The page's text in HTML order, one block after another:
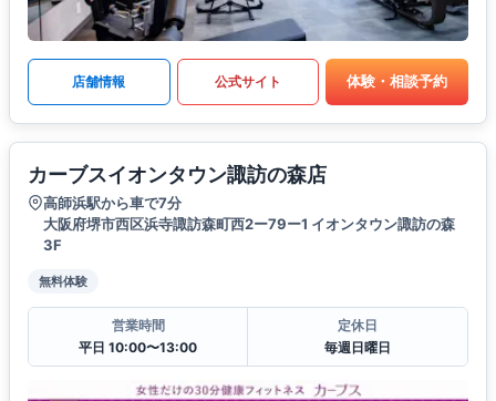
店舗情報 公式サイト 体験・相談予約
カーブスイオンタウン諏訪の森店
高師浜駅から車で7分
大阪府堺市西区浜寺諏訪森町西2ー79ー1 イオンタウン諏訪の森
3F
無料体験
営業時間
平日 10:00〜13:00
定休日
毎週日曜日